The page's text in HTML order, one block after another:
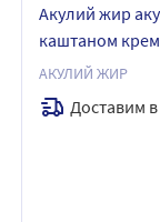
Акулий жир
каштаном
АКУЛИЙ ЖИР
Доставим в